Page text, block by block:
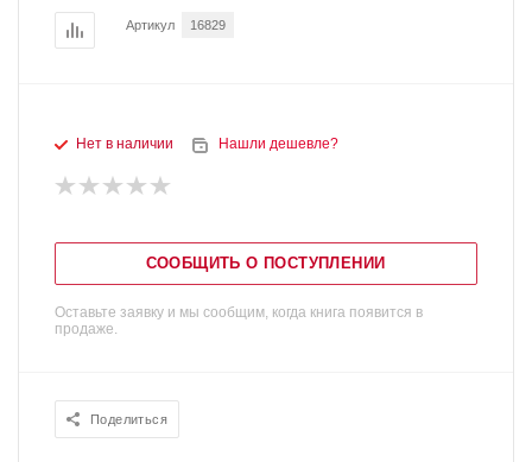
Артикул 16829
Нет в наличии Нашли дешевле?
СООБЩИТЬ О ПОСТУПЛЕНИИ
Оставьте заявку и мы сообщим, когда книга появится в
продаже.
Поделиться